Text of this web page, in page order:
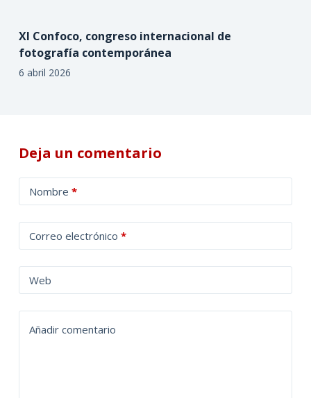
XI Confoco, congreso internacional de
fotografía contemporánea
6 abril 2026
Deja un comentario
Nombre *
Correo electrónico *
Web
Añadir comentario
l
t
a
t